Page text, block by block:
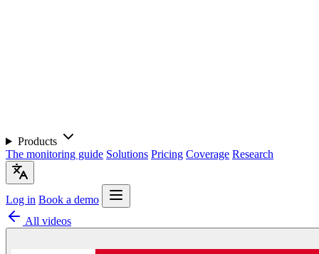
Products
The monitoring guide Solutions Pricing Coverage Research
Log in Book a demo
All videos